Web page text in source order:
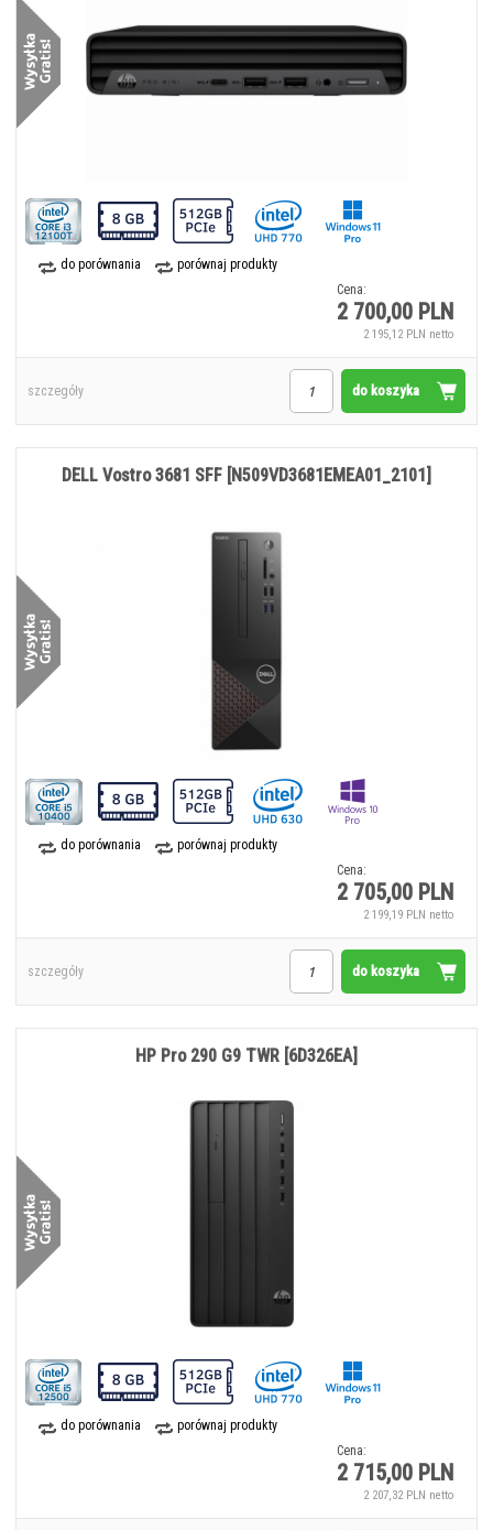
do porównania
porównaj produkty
Cena:
2 700,00 PLN
2 195,12 PLN netto
do koszyka
szczegóły
do porównania
porównaj produkty
Cena:
2 705,00 PLN
2 199,19 PLN netto
DELL Vostro 3681 SFF [N509VD3681EMEA01_2101]
do koszyka
szczegóły
do porównania
porównaj produkty
Cena:
2 715,00 PLN
2 207,32 PLN netto
HP Pro 290 G9 TWR [6D326EA]